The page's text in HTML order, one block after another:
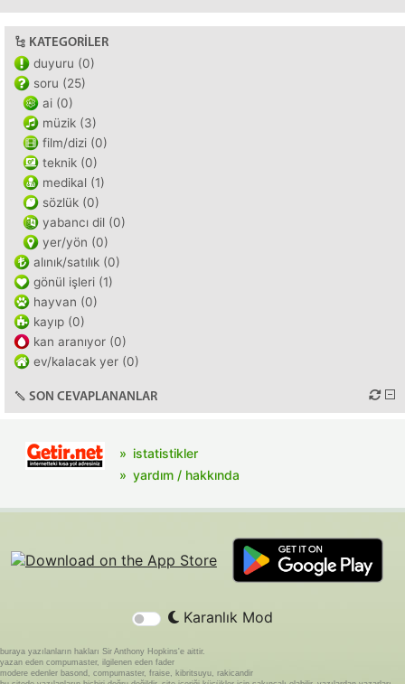
KATEGORILER
duyuru (0)
soru (25)
ai (0)
müzik (3)
film/dizi (0)
teknik (0)
medikal (1)
sözlük (0)
yabancı dil (0)
yer/yön (0)
alınık/satılık (0)
gönül işleri (1)
hayvan (0)
kayıp (0)
kan aranıyor (0)
ev/kalacak yer (0)
SON CEVAPLANANLAR
istatistikler
yardım / hakkında
Karanlık Mod
buraya yazılanların hakları Sir Anthony Hopkins'e aittir.
yazan eden compumaster, ilgilenen eden fader
modere edenler basond, compumaster, fraise, kibritsuyu, rakicandir